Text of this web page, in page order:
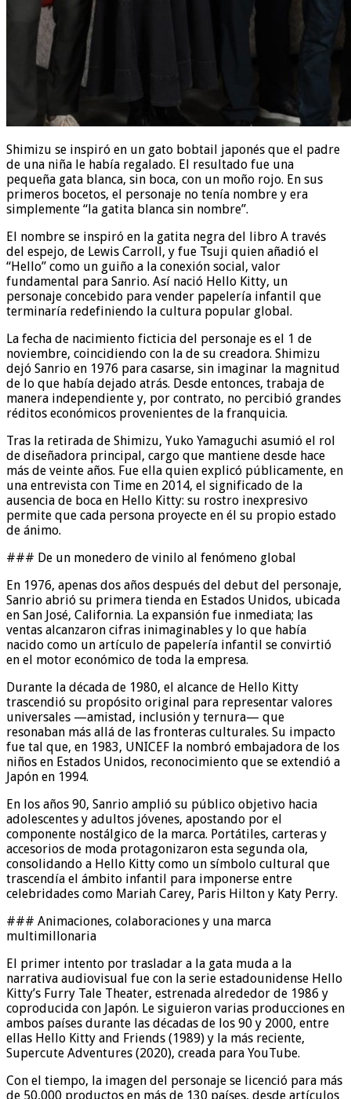
Shimizu se inspiró en un gato bobtail japonés que el padre
de una niña le había regalado. El resultado fue una
pequeña gata blanca, sin boca, con un moño rojo. En sus
primeros bocetos, el personaje no tenía nombre y era
simplemente “la gatita blanca sin nombre”.
El nombre se inspiró en la gatita negra del libro A través
del espejo, de Lewis Carroll, y fue Tsuji quien añadió el
“Hello” como un guiño a la conexión social, valor
fundamental para Sanrio. Así nació Hello Kitty, un
personaje concebido para vender papelería infantil que
terminaría redefiniendo la cultura popular global.
La fecha de nacimiento ficticia del personaje es el 1 de
noviembre, coincidiendo con la de su creadora. Shimizu
dejó Sanrio en 1976 para casarse, sin imaginar la magnitud
de lo que había dejado atrás. Desde entonces, trabaja de
manera independiente y, por contrato, no percibió grandes
réditos económicos provenientes de la franquicia.
Tras la retirada de Shimizu, Yuko Yamaguchi asumió el rol
de diseñadora principal, cargo que mantiene desde hace
más de veinte años. Fue ella quien explicó públicamente, en
una entrevista con Time en 2014, el significado de la
ausencia de boca en Hello Kitty: su rostro inexpresivo
permite que cada persona proyecte en él su propio estado
de ánimo.
### De un monedero de vinilo al fenómeno global
En 1976, apenas dos años después del debut del personaje,
Sanrio abrió su primera tienda en Estados Unidos, ubicada
en San José, California. La expansión fue inmediata; las
ventas alcanzaron cifras inimaginables y lo que había
nacido como un artículo de papelería infantil se convirtió
en el motor económico de toda la empresa.
Durante la década de 1980, el alcance de Hello Kitty
trascendió su propósito original para representar valores
universales —amistad, inclusión y ternura— que
resonaban más allá de las fronteras culturales. Su impacto
fue tal que, en 1983, UNICEF la nombró embajadora de los
niños en Estados Unidos, reconocimiento que se extendió a
Japón en 1994.
En los años 90, Sanrio amplió su público objetivo hacia
adolescentes y adultos jóvenes, apostando por el
componente nostálgico de la marca. Portátiles, carteras y
accesorios de moda protagonizaron esta segunda ola,
consolidando a Hello Kitty como un símbolo cultural que
trascendía el ámbito infantil para imponerse entre
celebridades como Mariah Carey, Paris Hilton y Katy Perry.
### Animaciones, colaboraciones y una marca
multimillonaria
El primer intento por trasladar a la gata muda a la
narrativa audiovisual fue con la serie estadounidense Hello
Kitty’s Furry Tale Theater, estrenada alrededor de 1986 y
coproducida con Japón. Le siguieron varias producciones en
ambos países durante las décadas de los 90 y 2000, entre
ellas Hello Kitty and Friends (1989) y la más reciente,
Supercute Adventures (2020), creada para YouTube.
Con el tiempo, la imagen del personaje se licenció para más
de 50,000 productos en más de 130 países, desde artículos